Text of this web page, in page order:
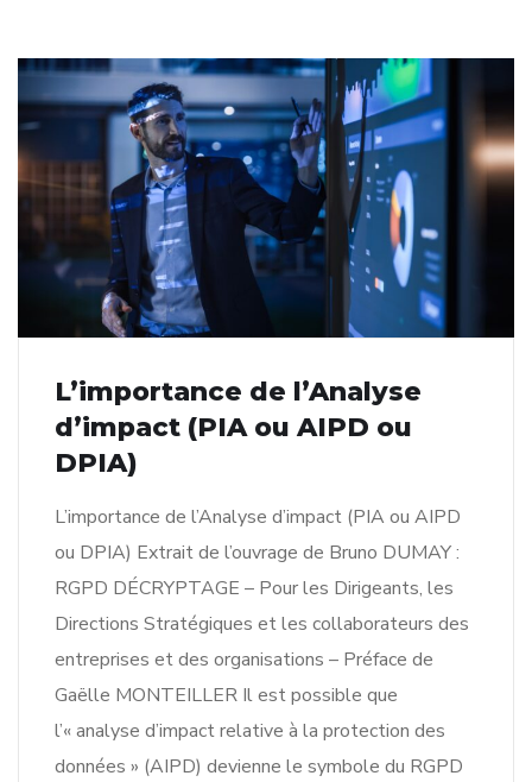
L’importance de l’Analyse
d’impact (PIA ou AIPD ou
DPIA)
L’importance de l’Analyse d’impact (PIA ou AIPD
ou DPIA) Extrait de l’ouvrage de Bruno DUMAY :
RGPD DÉCRYPTAGE – Pour les Dirigeants, les
Directions Stratégiques et les collaborateurs des
entreprises et des organisations – Préface de
Gaëlle MONTEILLER Il est possible que
l’« analyse d’impact relative à la protection des
données » (AIPD) devienne le symbole du RGPD